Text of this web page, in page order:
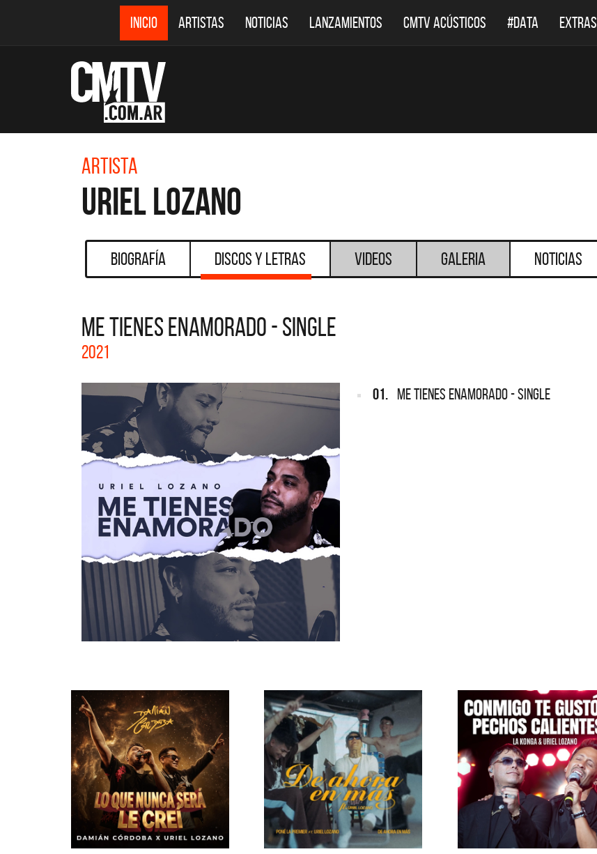
INICIO ARTISTAS NOTICIAS LANZAMIENTOS CMTV ACÚSTICOS #DATA EXTRAS
Artista
Uriel Lozano
Biografía Discos y Letras Videos Galeria Noticias
ME TIENES ENAMORADO - SINGLE
2021
01. ME TIENES ENAMORADO - SINGLE
DESTACADOS
La colección completa de los CMTV
DESTACADOS